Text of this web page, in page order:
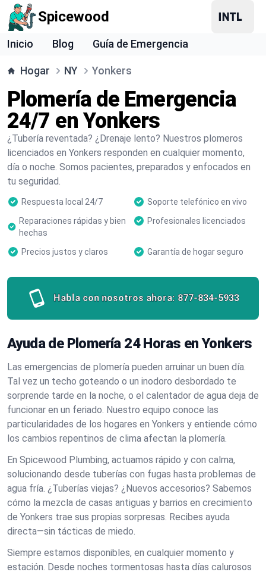
Spicewood
Inicio Blog Guía de Emergencia
Hogar NY Yonkers
Plomería de Emergencia
24/7 en Yonkers
¿Tubería reventada? ¿Drenaje lento? Nuestros plomeros
licenciados en Yonkers responden en cualquier momento,
día o noche. Somos pacientes, preparados y enfocados en
tu seguridad.
Respuesta local 24/7
Soporte telefónico en vivo
Reparaciones rápidas y bien
hechas
Profesionales licenciados
Precios justos y claros Garantía de hogar seguro
Habla con nosotros ahora: 877-834-5933
Ayuda de Plomería 24 Horas en Yonkers
Las emergencias de plomería pueden arruinar un buen día.
Tal vez un techo goteando o un inodoro desbordado te
sorprende tarde en la noche, o el calentador de agua deja de
funcionar en un feriado. Nuestro equipo conoce las
particularidades de los hogares en Yonkers y entiende cómo
los cambios repentinos de clima afectan la plomería.
En Spicewood Plumbing, actuamos rápido y con calma,
solucionando desde tuberías con fugas hasta problemas de
agua fría. ¿Tuberías viejas? ¿Nuevos accesorios? Sabemos
cómo la mezcla de casas antiguas y barrios en crecimiento
de Yonkers trae sus propias sorpresas. Recibes ayuda
directa—sin tácticas de miedo.
Siempre estamos disponibles, en cualquier momento y
estación. Desde noches tormentosas hasta días calurosos